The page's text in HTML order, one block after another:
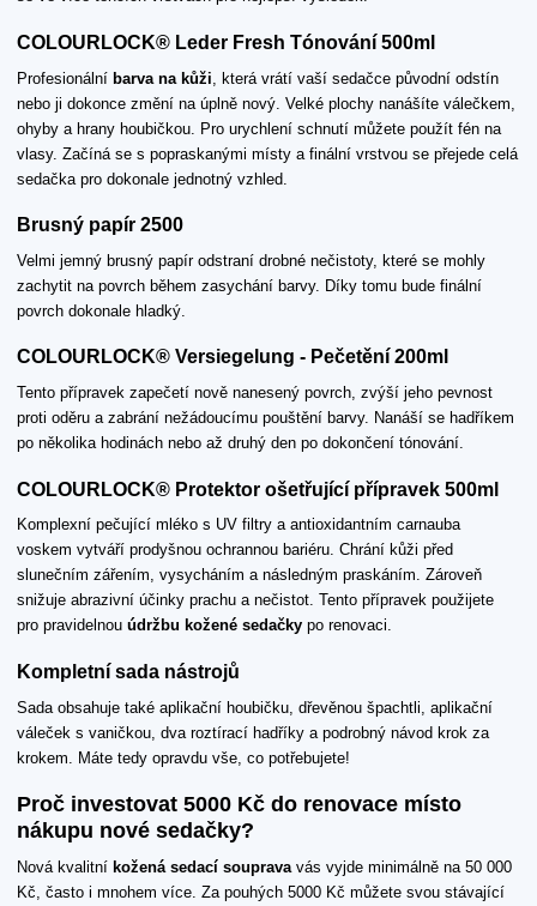
COLOURLOCK® Leder Fresh Tónování 500ml
Profesionální barva na kůži , která vrátí vaší sedačce původní odstín
nebo ji dokonce změní na úplně nový. Velké plochy nanášíte válečkem,
ohyby a hrany houbičkou. Pro urychlení schnutí můžete použít fén na
vlasy. Začíná se s popraskanými místy a finální vrstvou se přejede celá
sedačka pro dokonale jednotný vzhled.
Brusný papír 2500
Velmi jemný brusný papír odstraní drobné nečistoty, které se mohly
zachytit na povrch během zasychání barvy. Díky tomu bude finální
povrch dokonale hladký.
COLOURLOCK® Versiegelung - Pečetění 200ml
Tento přípravek zapečetí nově nanesený povrch, zvýší jeho pevnost
proti oděru a zabrání nežádoucímu pouštění barvy. Nanáší se hadříkem
po několika hodinách nebo až druhý den po dokončení tónování.
COLOURLOCK® Protektor ošetřující přípravek 500ml
Komplexní pečující mléko s UV filtry a antioxidantním carnauba
voskem vytváří prodyšnou ochrannou bariéru. Chrání kůži před
slunečním zářením, vysycháním a následným praskáním. Zároveň
snižuje abrazivní účinky prachu a nečistot. Tento přípravek použijete
pro pravidelnou údržbu kožené sedačky po renovaci.
Kompletní sada nástrojů
Sada obsahuje také aplikační houbičku, dřevěnou špachtli, aplikační
váleček s vaničkou, dva roztírací hadříky a podrobný návod krok za
krokem. Máte tedy opravdu vše, co potřebujete!
Proč investovat 5000 Kč do renovace místo
nákupu nové sedačky?
Nová kvalitní kožená sedací souprava vás vyjde minimálně na 50 000
Kč, často i mnohem více. Za pouhých 5000 Kč můžete svou stávající